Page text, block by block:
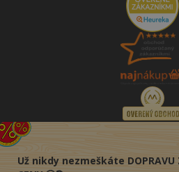
Už nikdy nezmeškáte DOPRAVU